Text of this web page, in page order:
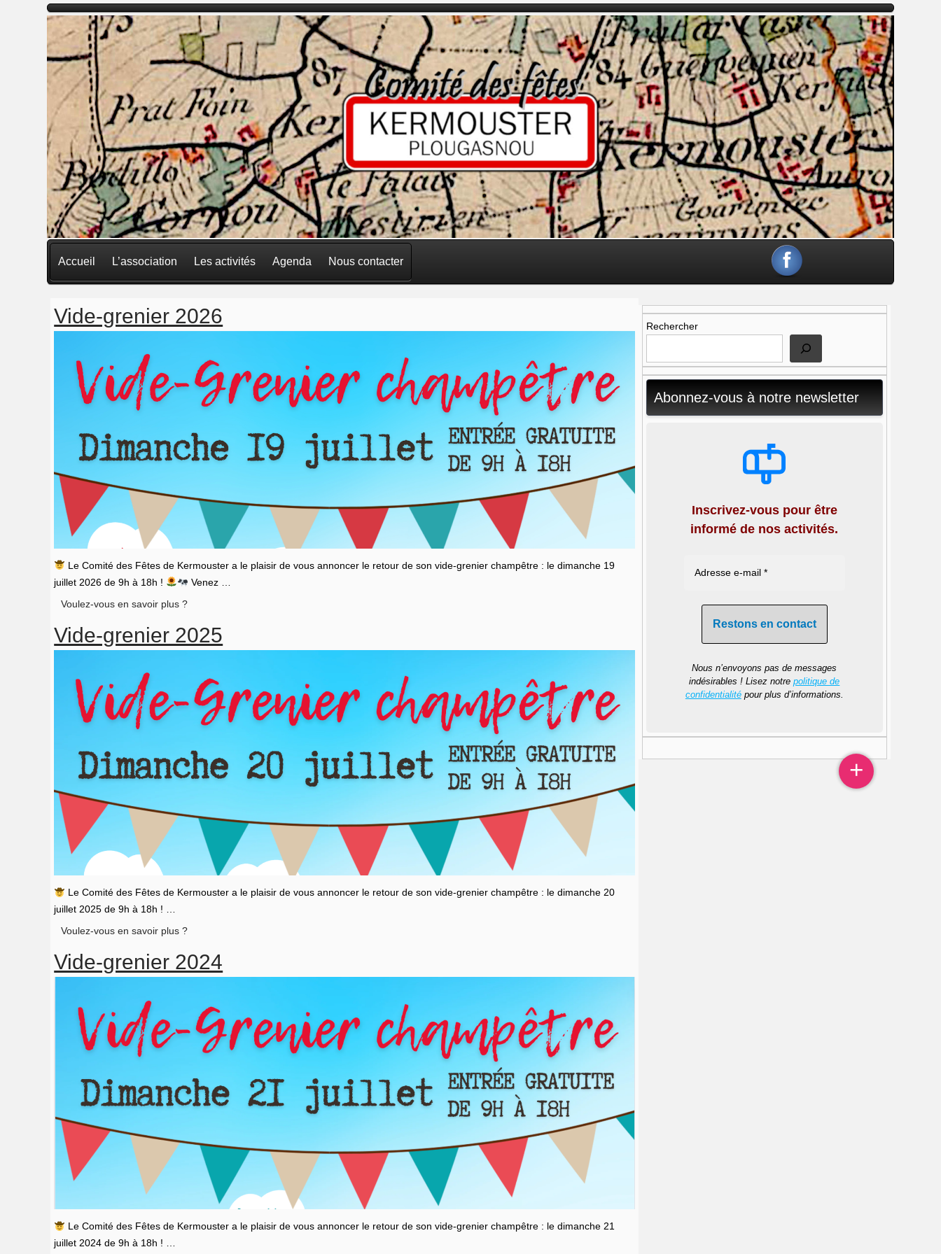
Accueil L’association Les activités Agenda Nous contacter
Vide-grenier 2026
Le Comité des Fêtes de Kermouster a le plaisir de vous annoncer le retour de son vide-grenier champêtre : le dimanche 19
juillet 2026 de 9h à 18h !
Venez …
Voulez-vous en savoir plus ?Vide-
2026
Vide-grenier 2025
Le Comité des Fêtes de Kermouster a le plaisir de vous annoncer le retour de son vide-grenier champêtre : le dimanche 20
juillet 2025 de 9h à 18h ! …
Voulez-vous en savoir plus ?Vide-
2025
Vide-grenier 2024
Le Comité des Fêtes de Kermouster a le plaisir de vous annoncer le retour de son vide-grenier champêtre : le dimanche 21
juillet 2024 de 9h à 18h ! …
Rechercher
Abonnez-vous à notre newsletter
Inscrivez-vous pour être
informé de nos activités.
Nous n’envoyons pas de messages
indésirables ! Lisez notrepolitique de
confidentialitépour plus d’informations.
+